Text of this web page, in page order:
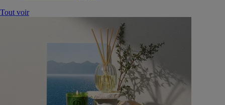
Tout voir